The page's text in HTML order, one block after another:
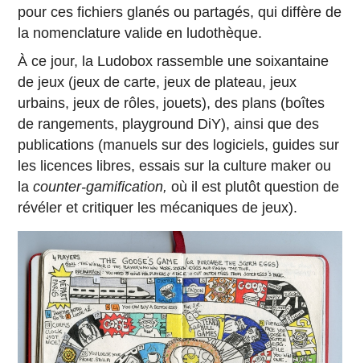
pour ces fichiers glanés ou partagés, qui diffère de
la nomenclature valide en ludothèque.
À ce jour, la Ludobox rassemble une soixantaine
de jeux (jeux de carte, jeux de plateau, jeux
urbains, jeux de rôles, jouets), des plans (boîtes
de rangements, playground DiY), ainsi que des
publications (manuels sur des logiciels, guides sur
les licences libres, essais sur la culture maker ou
lacounter-gamification,où il est plutôt question de
révéler et critiquer les mécaniques de jeux).